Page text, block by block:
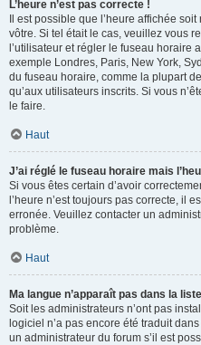
L’heure n’est pas correcte !
Il est possible que l’heure affichée
vôtre. Si tel était le cas, veuillez vous
l’utilisateur et régler le fuseau horaire
exemple Londres, Paris, New York,
du fuseau horaire, comme la plupart
qu’aux utilisateurs inscrits. Si vous
le faire.
Haut
J’ai réglé le fuseau horaire mais
Si vous êtes certain d’avoir
l’heure n’est toujours pas correcte, il
erronée. Veuillez contacter un
problème.
Haut
Ma langue n’apparaît pas dans la
Soit les administrateurs n’ont pas
logiciel n’a pas encore été traduit
un administrateur du forum s’il est